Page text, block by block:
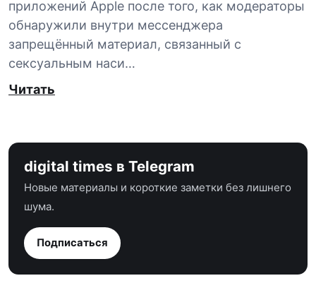
приложений Apple после того, как модераторы
обнаружили внутри мессенджера
запрещённый материал, связанный с
сексуальным наси…
Читать
digital times в Telegram
Новые материалы и короткие заметки без лишнего
шума.
Подписаться